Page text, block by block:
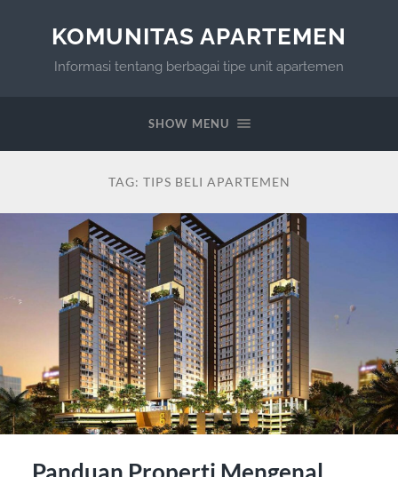
KOMUNITAS APARTEMEN
Informasi tentang berbagai tipe unit apartemen
SHOW MENU
TAG: TIPS BELI APARTEMEN